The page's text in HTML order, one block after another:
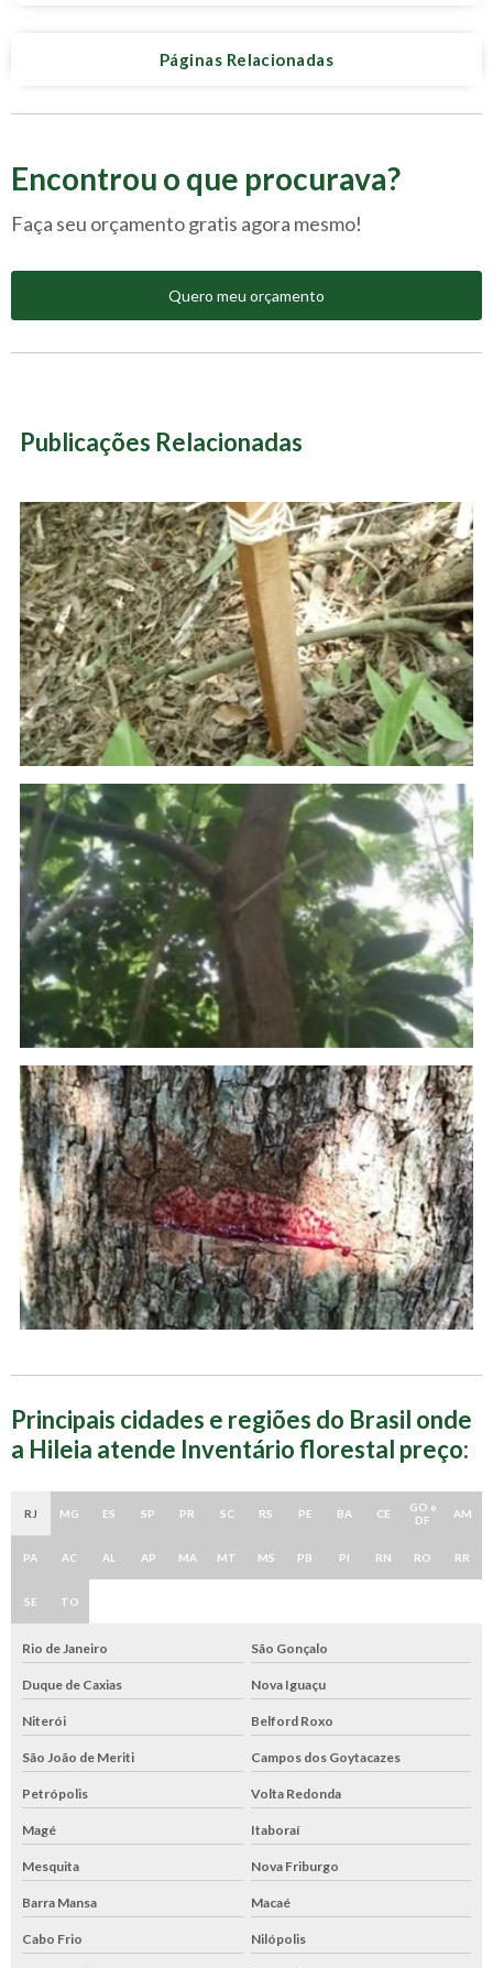
Páginas Relacionadas
Encontrou o que procurava?
Faça seu orçamento gratis agora mesmo!
Quero meu orçamento
Publicações Relacionadas
Principais cidades e regiões do Brasil onde
a Hileia atende Inventário florestal preço:
RJ MG ES SP PR SC RS PE BA CE
GO e
DF
AM
PA AC AL AP MA MT MS PB PI RN RO RR
SE TO
Rio de Janeiro São Gonçalo
Duque de Caxias Nova Iguaçu
Niterói Belford Roxo
São João de Meriti Campos dos Goytacazes
Petrópolis Volta Redonda
Magé Itaboraí
Mesquita Nova Friburgo
Barra Mansa Macaé
Cabo Frio Nilópolis